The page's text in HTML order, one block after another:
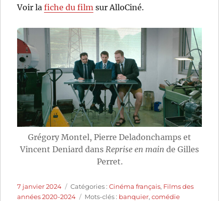
Voir lafiche du film sur AlloCiné.
Grégory Montel, Pierre Deladonchamps et
Vincent Deniard dans Reprise en main de Gilles
Perret.
Publié
le
7 janvier 2024 Catégories
Catégories :Cinéma français, Films des
années 2020-2024
Étiquettes
Mots-clés : banquier,comédie